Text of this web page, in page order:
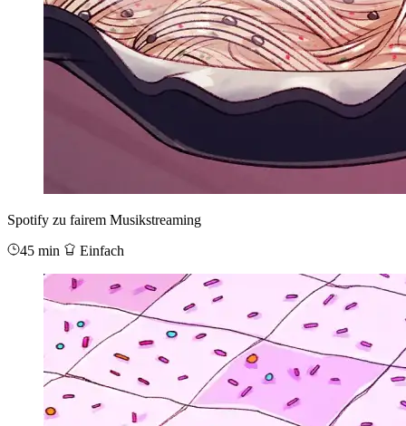
Spotify zu fairem Musikstreaming
45 min
Einfach